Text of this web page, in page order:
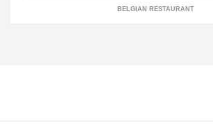
BELGIAN RESTAURANT